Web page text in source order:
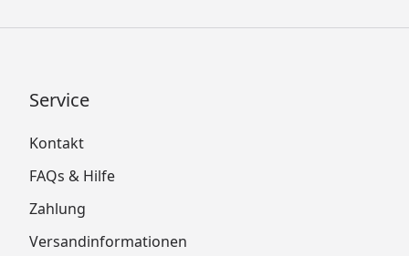
Service
Kontakt
FAQs & Hilfe
Zahlung
Versandinformationen